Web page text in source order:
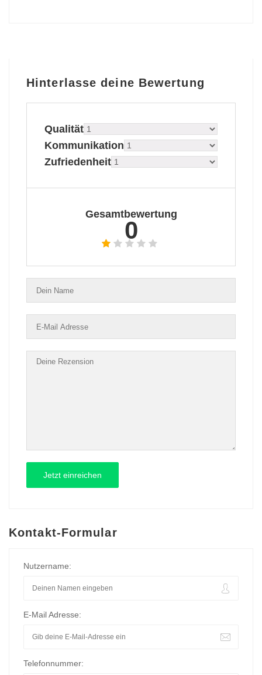
Hinterlasse deine Bewertung
Qualität
Kommunikation
Zufriedenheit
Gesamtbewertung
0
Kontakt-Formular
Nutzername:
E-Mail Adresse:
Telefonnummer: